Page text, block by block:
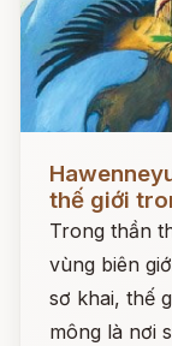
thế giới
Trong thần
vùng biên
sơ khai, thế
mông là nơi